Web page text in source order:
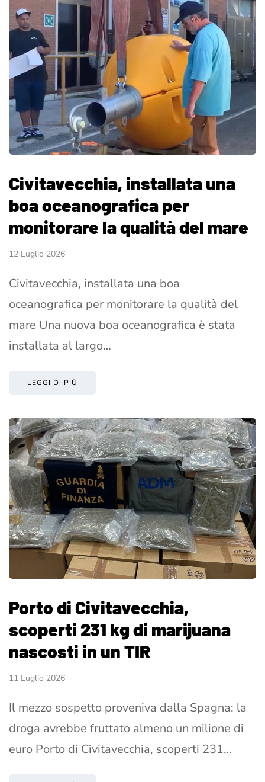
Civitavecchia, installata una
boa oceanografica per
monitorare la qualità del mare
12 Luglio 2026
Civitavecchia, installata una boa
oceanografica per monitorare la qualità del
mare Una nuova boa oceanografica è stata
installata al largo…
LEGGI DI PIÙ
Porto di Civitavecchia,
scoperti 231 kg di marijuana
nascosti in un TIR
11 Luglio 2026
Il mezzo sospetto proveniva dalla Spagna: la
droga avrebbe fruttato almeno un milione di
euro Porto di Civitavecchia, scoperti 231…